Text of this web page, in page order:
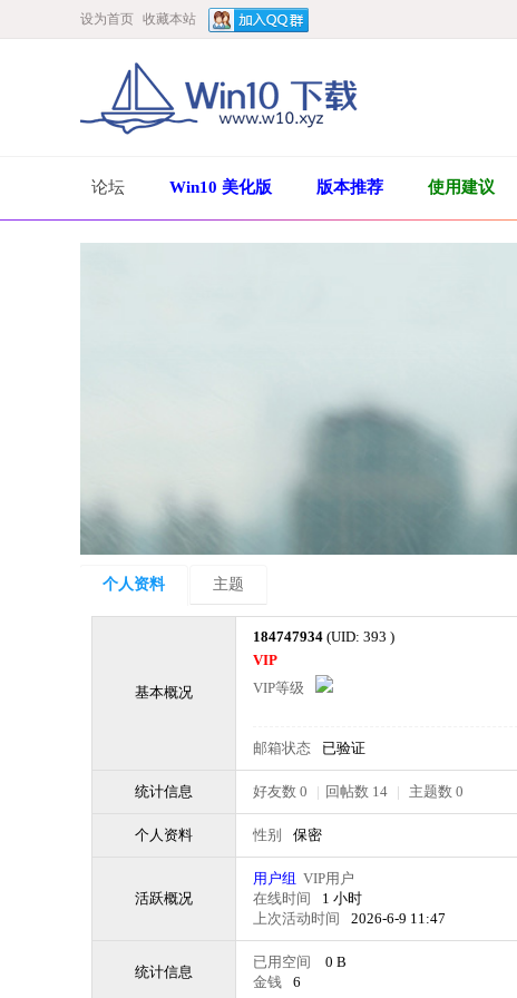
设为首页 收藏本站
论坛 Win10 美化版 版本推荐 使用建议
个人资料 主题
基本概况
184747934 (UID: 393 )
VIP
VIP等级
邮箱状态 已验证
统计信息 好友数 0 | 回帖数 14 | 主题数 0
个人资料 性别 保密
活跃概况
用户组 VIP用户
在线时间
1 小时
上次活动时间
2026-6-9 11:47
统计信息
已用空间 0 B
金钱
6